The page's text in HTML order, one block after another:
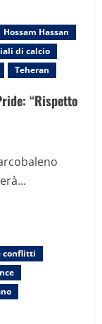
Hossam Hassan
di calcio
Teheran
“Rispetto
conflitti